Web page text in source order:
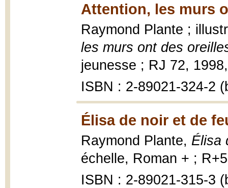
Attention, les murs
Raymond Plante ;
les murs ont des
jeunesse ; RJ 72,
ISBN : 2-89021-324-2
Élisa de noir et de
Raymond Plante, Élisa
échelle, Roman + ;
ISBN : 2-89021-315-3